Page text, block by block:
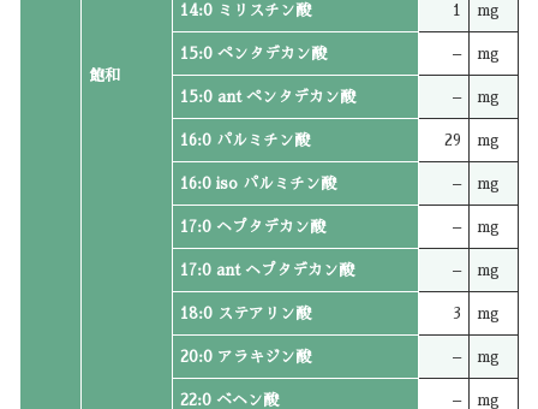
飽和
14:0 ミリスチン酸 1 mg
15:0 ペンタデカン酸 – mg
15:0 ant ペンタデカン酸 – mg
16:0 パルミチン酸 29 mg
16:0 iso パルミチン酸 – mg
17:0 ヘプタデカン酸 – mg
17:0 ant ヘプタデカン酸 – mg
18:0 ステアリン酸 3 mg
20:0 アラキジン酸 – mg
22:0 ベヘン酸 – mg